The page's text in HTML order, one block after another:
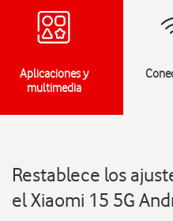
Aplicaciones y
multimedia
Restablece los
el Xiaomi 15 5G